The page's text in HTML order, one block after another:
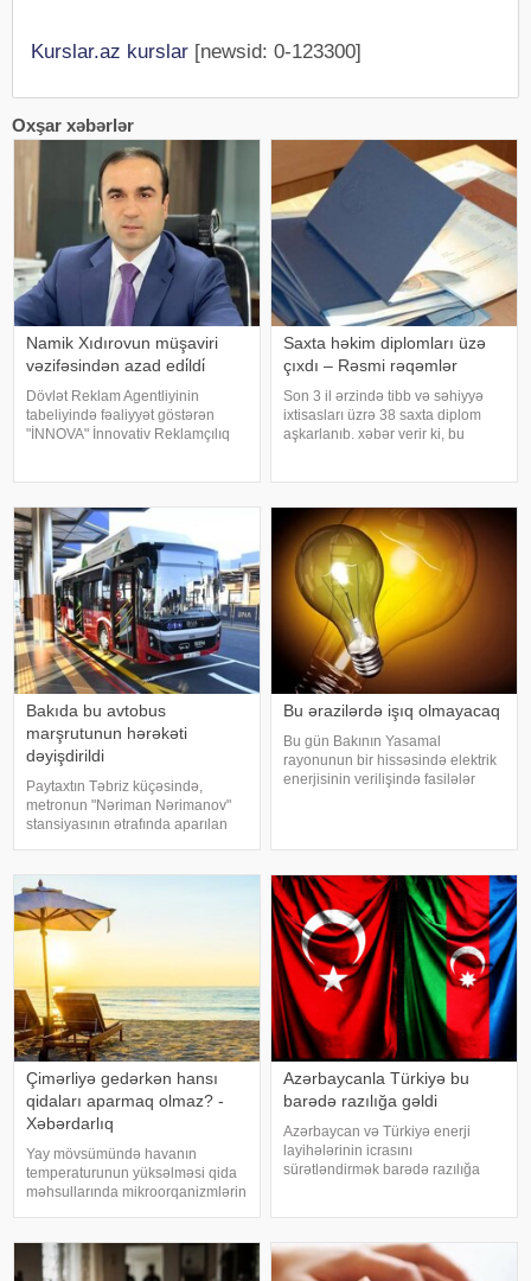
Kurslar.az kurslar [newsid: 0-123300]
Oxşar xəbərlər
Namik Xıdırovun müşaviri
vəzifəsindən azad edi̇ldi̇
Dövlət Reklam Agentliyinin
tabeliyində fəaliyyət göstərən
"İNNOVA" İnnovativ Reklamçılıq
vəzifəsindən azad edilib.
"Qaynarinfo"y
Saxta həkim diplomları üzə
çıxdı – Rəsmi rəqəmlər
Son 3 il ərzində tibb və səhiyyə
ixtisasları üzrə 38 saxta diplom
aşkarlanıb. xəbər verir ki, bu
elektron bülletenində əks olunub.
Agentliyi
Bakıda bu avtobus
marşrutunun hərəkəti
dəyişdirildi
Paytaxtın Təbriz küçəsində,
metronun "Nəriman Nərimanov"
stansiyasının ətrafında aparılan
hərəkət sxemi müvəqqəti
dəyişdirilib. xəbər verir ki, təmi
Bu ərazilərdə işıq olmayacaq
Bu gün Bakının Yasamal
rayonunun bir hissəsində elektrik
enerjisinin verilişində fasilələr
Çimərliyə gedərkən hansı
qidaları aparmaq olmaz? -
Xəbərdarlıq
Yay mövsümündə havanın
temperaturunun yüksəlməsi qida
məhsullarında mikroorqanizmlərin
Bu səbəbdən istirahətə və ya
piknikə gedərkən qida
Azərbaycanla Türkiyə bu
barədə razılığa gəldi
Azərbaycan və Türkiyə enerji
layihələrinin icrasını
sürətləndirmək barədə razılığa
hesabında yazıb. "İstanbuld